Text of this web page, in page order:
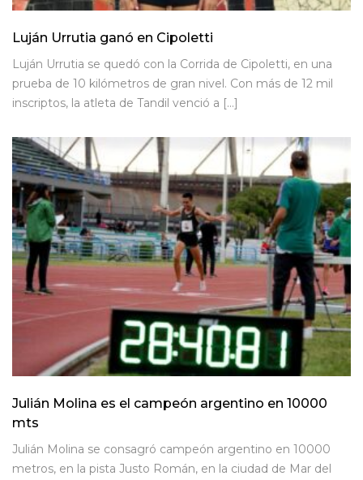
Luján Urrutia ganó en Cipoletti
Luján Urrutia se quedó con la Corrida de Cipoletti, en una
prueba de 10 kilómetros de gran nivel. Con más de 12 mil
inscriptos, la atleta de Tandil venció a […]
Julián Molina es el campeón argentino en 10000
mts
Julián Molina se consagró campeón argentino en 10000
metros, en la pista Justo Román, en la ciudad de Mar del